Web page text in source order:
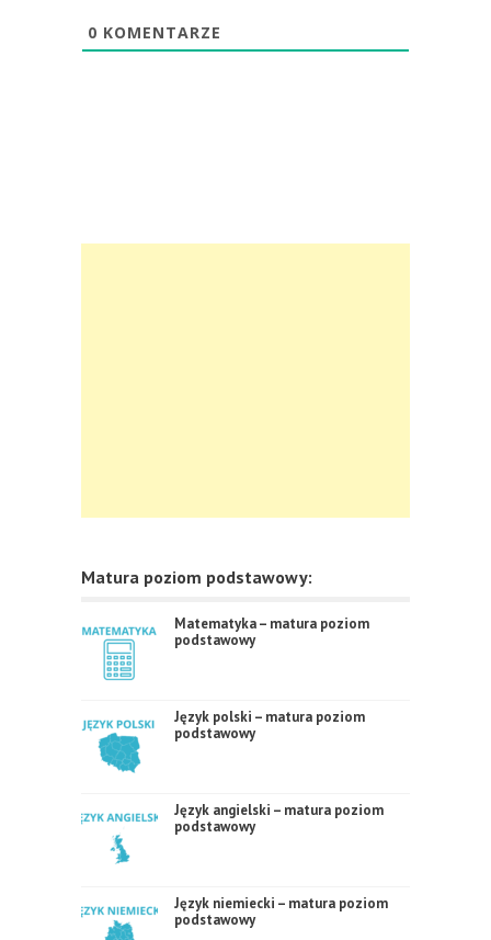
0 KOMENTARZE
Matura poziom podstawowy:
Matematyka – matura poziom
podstawowy
Język polski – matura poziom
podstawowy
Język angielski – matura poziom
podstawowy
Język niemiecki – matura poziom
podstawowy